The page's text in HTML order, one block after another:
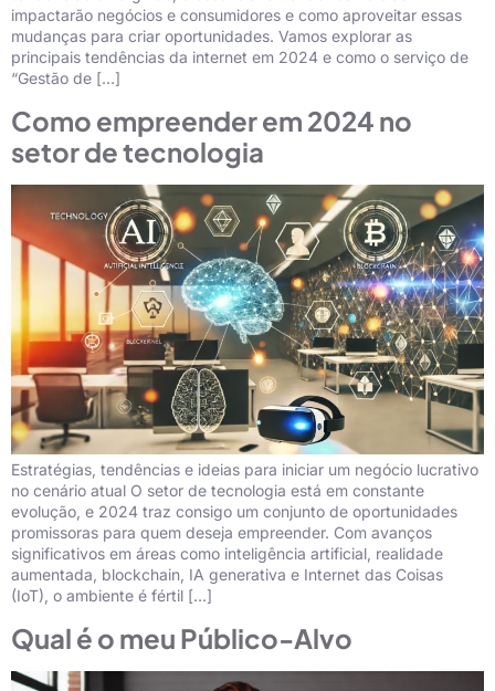
impactarão negócios e consumidores e como aproveitar essas
mudanças para criar oportunidades. Vamos explorar as
principais tendências da internet em 2024 e como o serviço de
“Gestão de […]
Como empreender em 2024 no
setor de tecnologia
Estratégias, tendências e ideias para iniciar um negócio lucrativo
no cenário atual O setor de tecnologia está em constante
evolução, e 2024 traz consigo um conjunto de oportunidades
promissoras para quem deseja empreender. Com avanços
significativos em áreas como inteligência artificial, realidade
aumentada, blockchain, IA generativa e Internet das Coisas
(IoT), o ambiente é fértil […]
Qual é o meu Público-Alvo